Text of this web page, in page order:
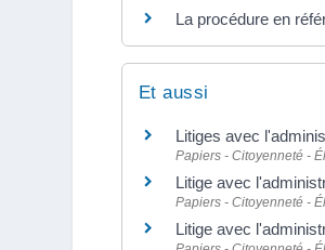
La procédure en
Et aussi
Litiges avec
Papiers - Citoyenneté -
Litige avec
Papiers - Citoyenneté -
Litige avec